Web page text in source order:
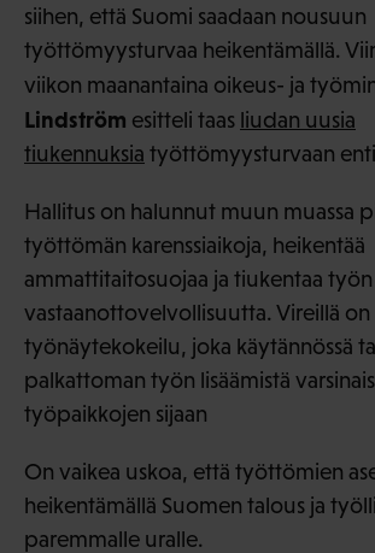
siihen, että Suomi saadaan nousuun
työttömyysturvaa heikentämällä.
viikon maanantaina oikeus- ja
Lindström esitteli taas liudan uusia
tiukennuksia työttömyysturvaan
Hallitus on halunnut muun muassa
työttömän karenssiaikoja, heikentää
ammattitaitosuojaa ja tiukentaa työn
vastaanottovelvollisuutta. Vireillä
työnäytekokeilu, joka käytännössä
palkattoman työn lisäämistä
työpaikkojen sijaan
On vaikea uskoa, että työttömien
heikentämällä Suomen talous ja
paremmalle uralle.